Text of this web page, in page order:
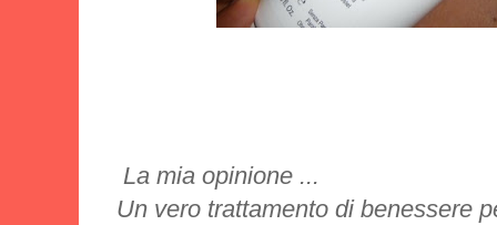
La mia opinione ...
Un vero trattamento di benessere